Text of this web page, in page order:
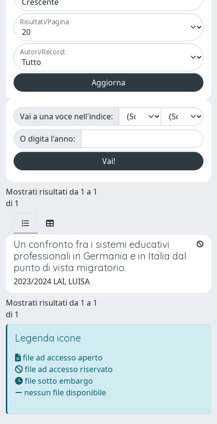
Risultati/Pagina
Autori/Record:
Vai a una voce nell'indice:
O digita l'anno:
Mostrati risultati da 1 a 1
di 1
Un confronto fra i sistemi educativi
professionali in Germania e in Italia dal
punto di vista migratorio.
2023/2024 LAI, LUISA
Mostrati risultati da 1 a 1
di 1
Legenda icone
file ad accesso aperto
file ad accesso riservato
file sotto embargo
nessun file disponibile